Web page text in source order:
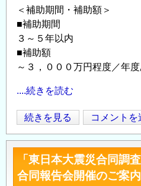
＜補助期間・補助額＞
■補助期間
３～５年以内
■補助額
～３，０００万円程度／年度
....続きを読む
【補
助
金】
令
和
続きを見る コメントを
「東日本大震災合同調
合同報告会開催のご案内